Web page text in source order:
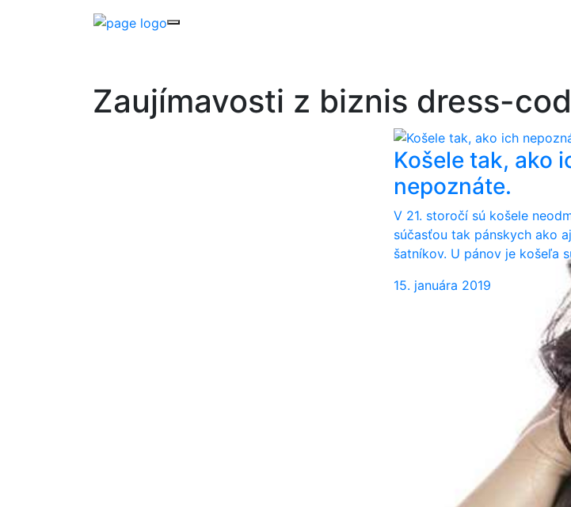
Zaujímavosti z biznis dress-
Košele tak, ako
nepoznáte.
V 21. storočí sú košele
súčasťou tak pánskych ako
šatníkov. U pánov je košeľa
15. januára 2019